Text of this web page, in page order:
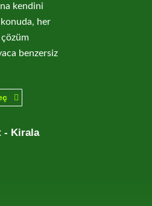
kendini
konuda, her
benzersiz
- Kirala